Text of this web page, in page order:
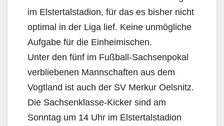
im Elstertalstadion, für das es bisher nicht
optimal in der Liga lief. Keine unmögliche
Aufgabe für die Einheimischen.
Unter den fünf im Fußball-Sachsenpokal
verbliebenen Mannschaften aus dem
Vogtland ist auch der SV Merkur Oelsnitz.
Die Sachsenklasse-Kicker sind am
Sonntag um 14 Uhr im Elstertalstadion